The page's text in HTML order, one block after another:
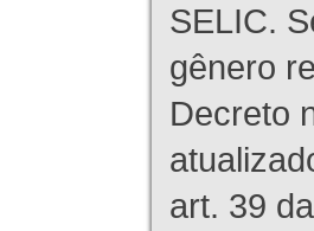
SELIC.
gênero
Decreto
art. 39